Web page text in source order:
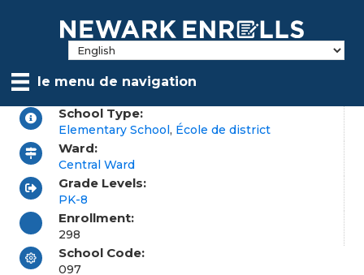
contentle menu de navigation
School Type:
Elementary School, École de district
Ward:
Central Ward
Grade Levels:
PK-8
Enrollment:
298
School Code:
097